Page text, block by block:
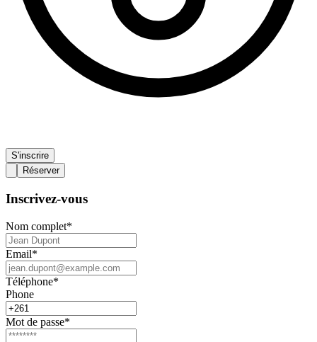
S'inscrire
Réserver
Inscrivez-vous
Nom complet*
Email*
Téléphone*
Phone
Mot de passe*